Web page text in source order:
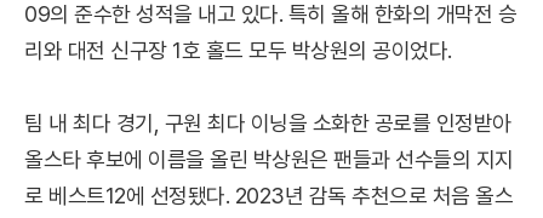
09의 준수한 성적을 내고 있다. 특히 올해 한화의 개막전 승
리와 대전 신구장 1호 홀드 모두 박상원의 공이었다.
팀 내 최다 경기, 구원 최다 이닝을 소화한 공로를 인정받아
올스타 후보에 이름을 올린 박상원은 팬들과 선수들의 지지
로 베스트12에 선정됐다. 2023년 감독 추천으로 처음 올스